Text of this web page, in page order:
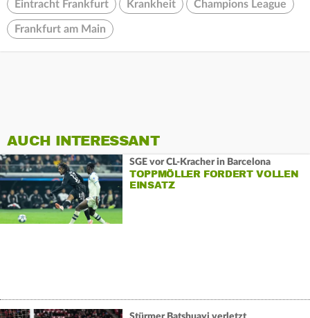
Eintracht Frankfurt Krankheit Champions League
Frankfurt am Main
AUCH INTERESSANT
SGE vor CL-Kracher in Barcelona
TOPPMÖLLER FORDERT VOLLEN
EINSATZ